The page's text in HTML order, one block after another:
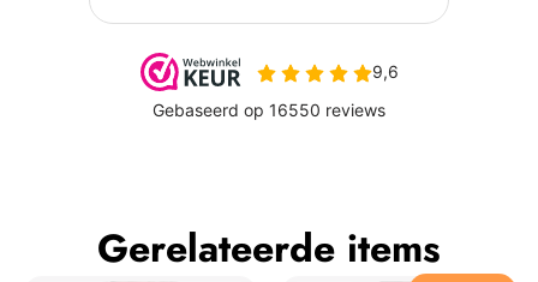
Gerelateerde items